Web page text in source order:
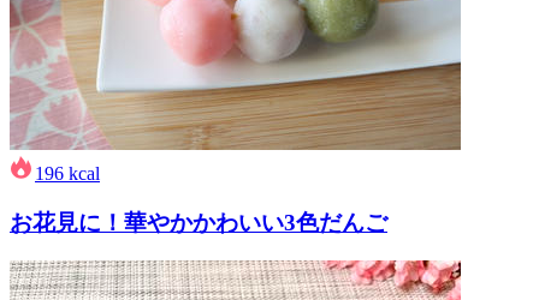
196 kcal
お花見に！華やかかわいい3色だんご